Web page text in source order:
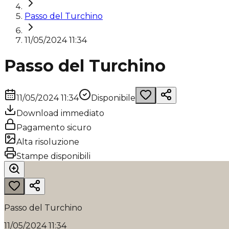
Passo del Turchino
11/05/2024 11:34
Passo del Turchino
11/05/2024 11:34
Disponibile
Download immediato
Pagamento sicuro
Alta risoluzione
Stampe disponibili
Passo del Turchino
11/05/2024 11:34